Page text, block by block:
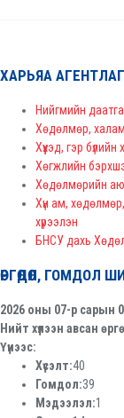
ХАРЬЯА
Нийгмийн
Хөдөлмөр,
Хүүхэд, гэр
Хөгжлийн
Хөдөлмөрийн
Хүн ам,
хүрээлэн
БНСУ дахь
ӨРГӨДӨЛ, ГОМДОЛ
2026 оны 07-р сарын
Нийт хүлээн авсан
Үүнээс:
Хүсэлт:40
Гомдол:39
Мэдээлэл:1